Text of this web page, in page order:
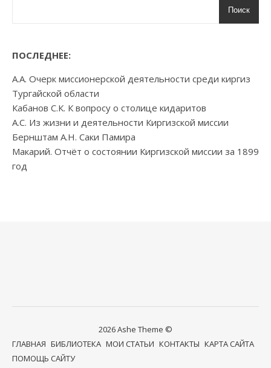
Поиск
ПОСЛЕДНЕЕ:
А.А. Очерк миссионерской деятельности среди киргиз
Тургайской области
Кабанов С.К. К вопросу о столице кидаритов
А.С. Из жизни и деятельности Киргизской миссии
Бернштам А.Н. Саки Памира
Макарий. Отчёт о состоянии Киргизской миссии за 1899
год
2026 Ashe Theme ©
ГЛАВНАЯ БИБЛИОТЕКА МОИ СТАТЬИ КОНТАКТЫ КАРТА САЙТА
ПОМОЩЬ САЙТУ